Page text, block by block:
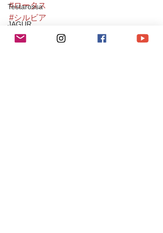
Testarossa
JAGUR
XJ
#ロータス
#シルビア
#e46m3